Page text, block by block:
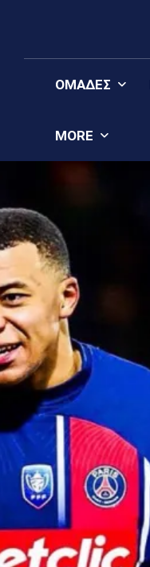
ΟΜΆΔΕΣ
MORE